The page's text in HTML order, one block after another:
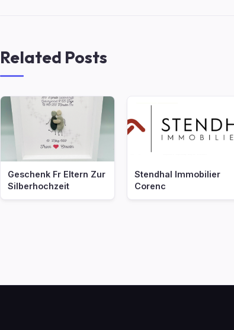
Related Posts
Geschenk Fr Eltern Zur
Silberhochzeit
Stendhal Immobilier
Corenc